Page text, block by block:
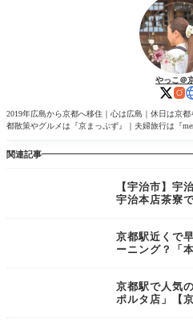
やっこ＠
2019年広島から京都へ移住｜心は広島｜休日は京
都散策やグルメは『京まっぷず』｜夫婦旅行は『
関連記事
【宇治市】宇
宇治本店茶寮
京都駅近くで
ーニング？「
京都駅で人気
ポルタ店」【